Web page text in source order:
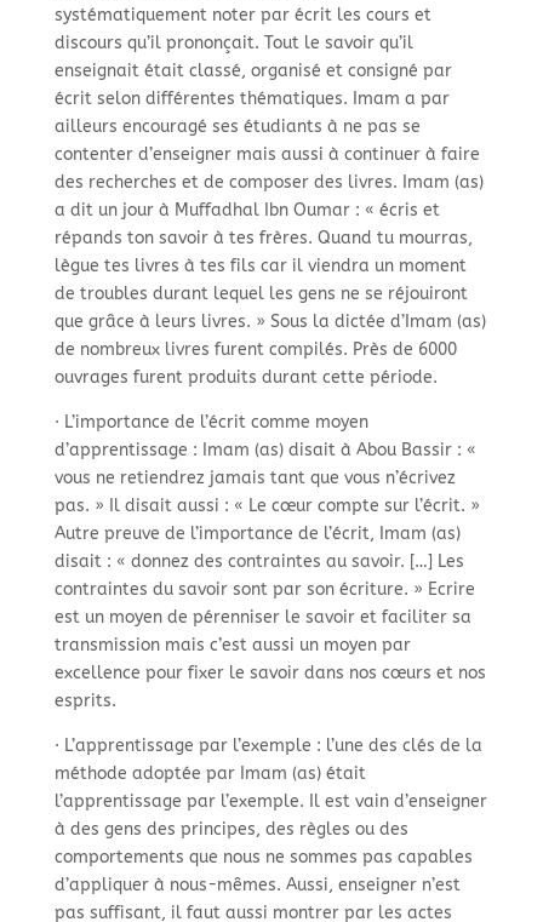
systématiquement noter par écrit les cours et
discours qu’il prononçait. Tout le savoir qu’il
enseignait était classé, organisé et consigné par
écrit selon différentes thématiques. Imam a par
ailleurs encouragé ses étudiants à ne pas se
contenter d’enseigner mais aussi à continuer à faire
des recherches et de composer des livres. Imam (as)
a dit un jour à Muffadhal Ibn Oumar : « écris et
répands ton savoir à tes frères. Quand tu mourras,
lègue tes livres à tes fils car il viendra un moment
de troubles durant lequel les gens ne se réjouiront
que grâce à leurs livres. » Sous la dictée d’Imam (as)
de nombreux livres furent compilés. Près de 6000
ouvrages furent produits durant cette période.
· L’importance de l’écrit comme moyen
d’apprentissage : Imam (as) disait à Abou Bassir : «
vous ne retiendrez jamais tant que vous n’écrivez
pas. » Il disait aussi : « Le cœur compte sur l’écrit. »
Autre preuve de l’importance de l’écrit, Imam (as)
disait : « donnez des contraintes au savoir. […] Les
contraintes du savoir sont par son écriture. » Ecrire
est un moyen de pérenniser le savoir et faciliter sa
transmission mais c’est aussi un moyen par
excellence pour fixer le savoir dans nos cœurs et nos
esprits.
· L’apprentissage par l’exemple : l’une des clés de la
méthode adoptée par Imam (as) était
l’apprentissage par l’exemple. Il est vain d’enseigner
à des gens des principes, des règles ou des
comportements que nous ne sommes pas capables
d’appliquer à nous-mêmes. Aussi, enseigner n’est
pas suffisant, il faut aussi montrer par les actes